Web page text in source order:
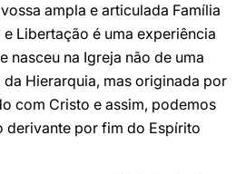
ampla e articulada Família
Libertação é uma experiência
nasceu na Igreja não de uma
Hierarquia, mas originada por
com Cristo e assim, podemos
derivante por fim do Espírito